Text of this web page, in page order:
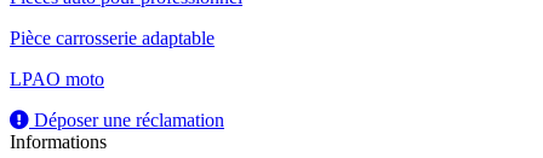
Pièce carrosserie adaptable
LPAO moto
Déposer une réclamation
Informations